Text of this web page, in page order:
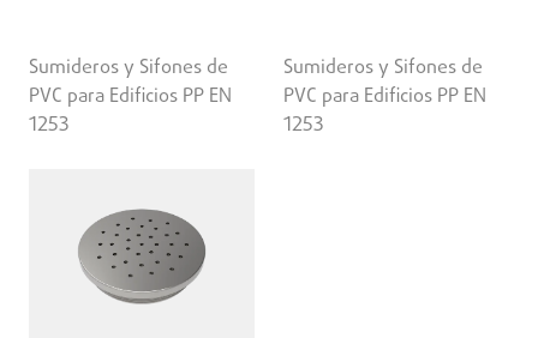
Sumideros y Sifones de
PVC para Edificios PP EN
1253
Sumideros y Sifones de
PVC para Edificios PP EN
1253